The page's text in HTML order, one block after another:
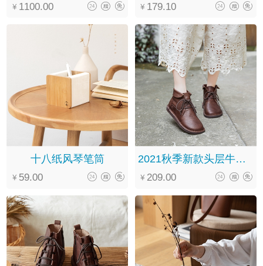
1100.00 179.10
十八纸风琴笔筒
59.00
2021秋季新款头层牛皮软底系带翻领圆头文艺复古马丁靴女
209.00